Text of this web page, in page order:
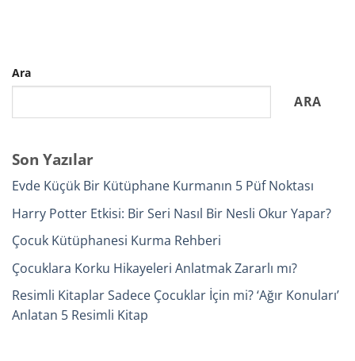
Ara
ARA
Son Yazılar
Evde Küçük Bir Kütüphane Kurmanın 5 Püf Noktası
Harry Potter Etkisi: Bir Seri Nasıl Bir Nesli Okur Yapar?
Çocuk Kütüphanesi Kurma Rehberi
Çocuklara Korku Hikayeleri Anlatmak Zararlı mı?
Resimli Kitaplar Sadece Çocuklar İçin mi? ‘Ağır Konuları’
Anlatan 5 Resimli Kitap